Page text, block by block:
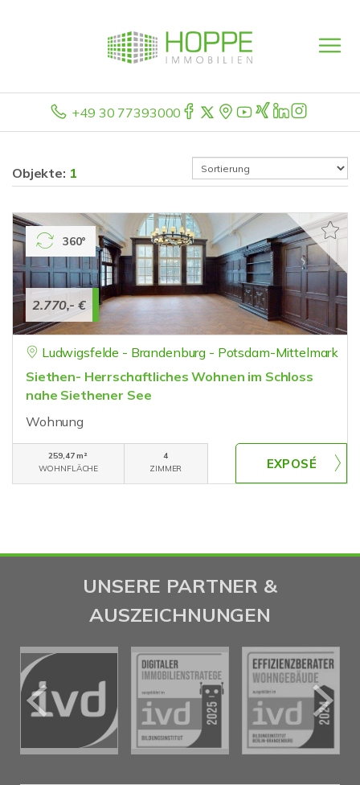
+49 30 77393000
Objekte: 1
2.770,- €
360°
Ludwigsfelde - Brandenburg - Potsdam-Mittelmark
Siethen- Herrschaftliches Wohnen im Schloss
nahe Siethener See
Wohnung
259,47 m²
WOHNFLÄCHE
4
ZIMMER
UNSERE PARTNER &
AUSZEICHNUNGEN